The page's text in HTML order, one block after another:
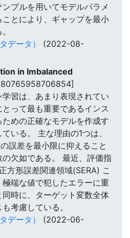
プルを用いてモデルパラメ
とにより、ギャップを最小
データ）
(2022-08-
in Imbalanced
習は、あまり表現されてい
って最も重要であるインス
めの正確なモデルを作成す
いる。 主な理由の1つは、
誤差を最小限に抑えること
欠如である。 最近、評価指
方形誤差関連領域(SERA) こ
端な値で犯したエラーに重
同時に、ターゲット変数全体
考慮している。
データ）
(2022-06-